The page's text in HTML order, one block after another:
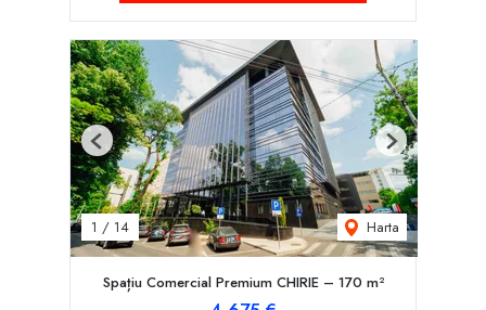
1 / 14 Harta
Previous Next
Spațiu Comercial Premium CHIRIE – 170 m²